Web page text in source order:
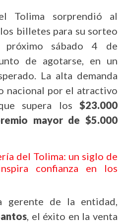
Tolima sorprendió al
billetes para su sorteo
próximo sábado 4 de
de agotarse, en un
La alta demanda
nacional por el atractivo
supera los $23.000
mayor de $5.000
del Tolima: un siglo de
confianza en los
gerente de la entidad,
, el éxito en la venta